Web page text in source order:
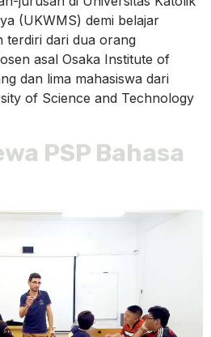
(UKWMS) demi belajar
terdiri dari dua orang
asal Osaka Institute of
dan lima mahasiswa dari
of Science and Technology
PSP Bahasa